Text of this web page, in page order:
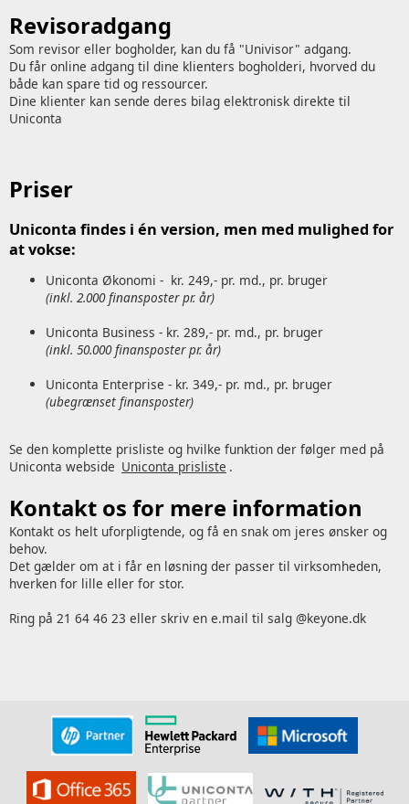
Revisoradgang
Som revisor eller bogholder, kan du få "Univisor" adgang.
Du får online adgang til dine klienters bogholderi, hvorved du
både kan spare tid og ressourcer.
Dine klienter kan sende deres bilag elektronisk direkte til
Uniconta
Priser
Uniconta findes i én version, men med mulighed for
at vokse:
Uniconta Økonomi - kr. 249,- pr. md., pr. bruger
(inkl. 2.000 finansposter pr. år)
Uniconta Business - kr. 289,- pr. md., pr. bruger
(inkl. 50.000 finansposter pr. år)
Uniconta Enterprise - kr. 349,- pr. md., pr. bruger
(ubegrænset finansposter)
Se den komplette prisliste og hvilke funktion der følger med på
Uniconta webside Uniconta prisliste .
Kontakt os for mere information
Kontakt os helt uforpligtende, og få en snak om jeres ønsker og
behov.
Det gælder om at i får en løsning der passer til virksomheden,
hverken for lille eller for stor.
Ring på 21 64 46 23 eller skriv en e.mail til salg @keyone.dk